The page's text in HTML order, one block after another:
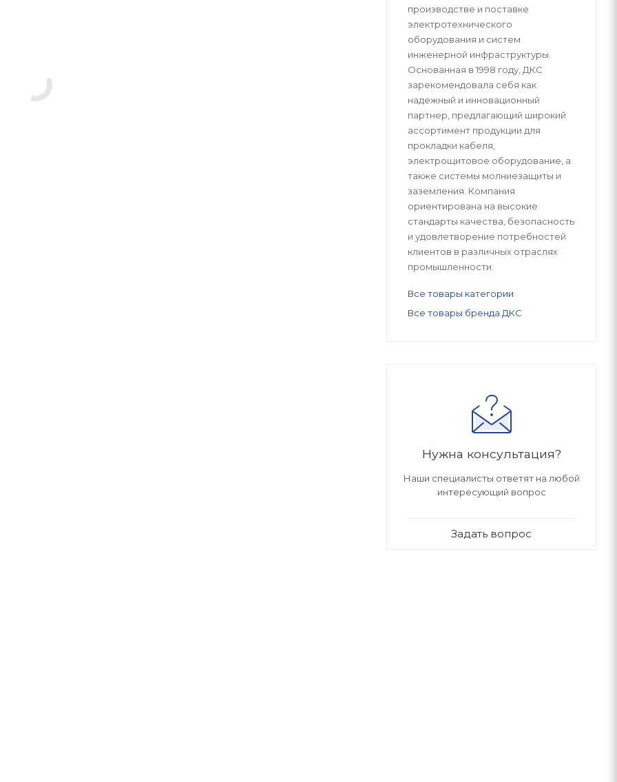
производстве и поставке
электротехнического
оборудования и систем
инженерной инфраструктуры.
Основанная в 1998 году, ДКС
зарекомендовала себя как
надежный и инновационный
партнер, предлагающий широкий
ассортимент продукции для
прокладки кабеля,
электрощитовое оборудование, а
также системы молниезащиты и
заземления. Компания
ориентирована на высокие
стандарты качества, безопасность
и удовлетворение потребностей
клиентов в различных отраслях
промышленности.
Все товары категории
Все товары бренда ДКС
Нужна консультация?
Наши специалисты ответят на любой
интересующий вопрос
Задать вопрос